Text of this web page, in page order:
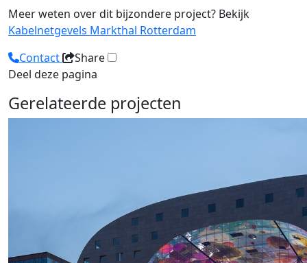
Meer weten over dit bijzondere project? Bekijk
Kabelnetgevels Markthal Rotterdam
Contact
Share
Deel deze pagina
Gerelateerde projecten